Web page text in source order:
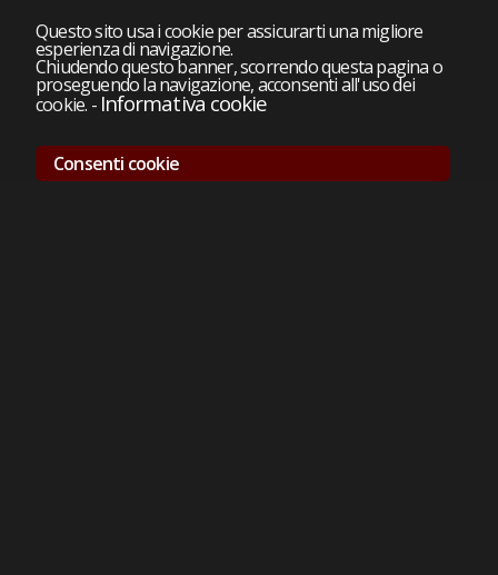
Questo sito usa i cookie per assicurarti una migliore
esperienza di navigazione.
Chiudendo questo banner, scorrendo questa pagina o
proseguendo la navigazione, acconsenti all'uso dei
cookie. - Informativa cookie
Consenti cookie